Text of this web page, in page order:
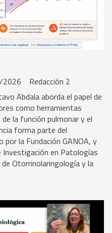
Redacción 2
Abdala aborda el papel de
como herramientas
la función pulmonar y el
forma parte del
la Fundación GANOA, y
Investigación en Patologías
Otorrinolaringología y la